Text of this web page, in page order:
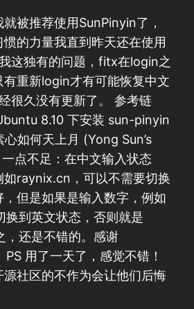
被推荐使用SunPinyin了，
的力量我直到昨天还在使用
这独有的问题，fitx在login之
有重新login才有可能恢复中文
很久没有更新了。 参考链
8.10 下安装 sun-pinyin
如何天上月 (Yong Sun’s
点不足：在中文输入状态
如raynix.cn，可以不需要切换
但是如果是输入数字，例如
换到英文状态，否则就是
，还是不错的。感谢
用了一天了，感觉不错！
社区的不作为会让他们后悔